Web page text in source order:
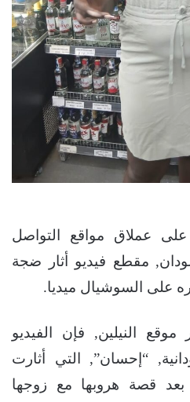
عملاق مواقع التواصل
مقطع فيديو أثار ضجة
على السوشيال ميديا.
النيلين, فإن الفيديو
“إحسان”, التي أثارت
قصة هروبها مع زوجها